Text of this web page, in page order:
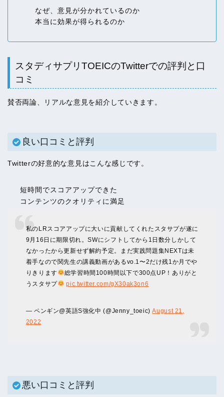
なぜ、意見が分かれているのか
本当に効果が得られるのか
スタディサプリTOEICのTwitterでの評判と口
コミ
賛否両論、リアルな意見を紹介していきます。
良い口コミと評判
Twitterの好意的な意見はこんな感じです。
短時間でスコアアップできた
コンテンツのクオリティに満足
私のLRスコアアップに大いに貢献してくれたスタサプが遂に
9月16日に期限切れ。SWにシフトしてから1日数分しかして
なかったから更新せず解約予定。まだ実践問題集NEXTは未
着手なので関先生の講義動画があるvo.1〜2だけ残1か月でや
りきります
総学習時間100時間以下で300点UP！ありがと
うスタサプ
pic.twitter.com/gX30ak3on6
— ペンギン@英語S強化中 (@Jenny_toeic)August 21,
2022
悪い口コミと評判